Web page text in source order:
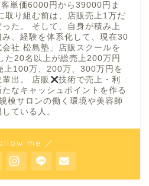
単価6000円から39000円ま
取り組む前は、店販売上1万だ
た。 そして、自身が積み上
、経験を体系化して、現在30
社 松島塾」店販スクールを
た20名以上が総売上200万円
上100万、200万、300万円を
出。 店販
技術で売上・利
なキャッシュポイントを作る
模サロンの働く環境や美容師
ている人。
me ／